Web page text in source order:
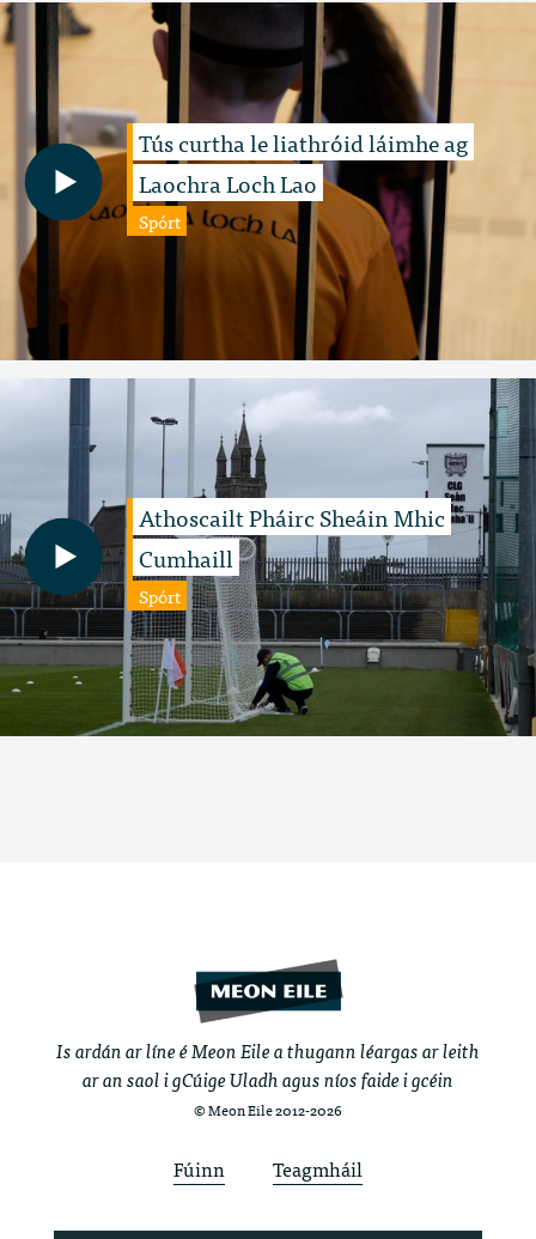
Tús curtha le liathróid láimhe ag
Laochra Loch Lao
Spórt
Athoscailt Pháirc Sheáin Mhic
Cumhaill
Spórt
Is ardán ar líne é Meon Eile a thugann léargas ar leith
ar an saol i gCúige Uladh agus níos faide i gcéin
© Meon Eile 2012-2026
Fúinn Teagmháil